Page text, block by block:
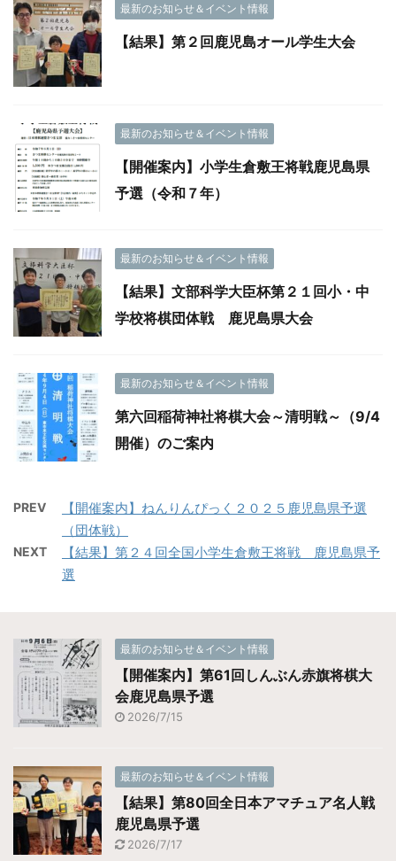
最新のお知らせ＆イベント情報
【結果】第２回鹿児島オール学生大会
最新のお知らせ＆イベント情報
【開催案内】小学生倉敷王将戦鹿児島県
予選（令和７年）
最新のお知らせ＆イベント情報
【結果】文部科学大臣杯第２１回小・中
学校将棋団体戦 鹿児島県大会
最新のお知らせ＆イベント情報
第六回稲荷神社将棋大会～清明戦～（9/4
開催）のご案内
PREV
【開催案内】ねんりんぴっく２０２５鹿児島県予選
（団体戦）
NEXT
【結果】第２４回全国小学生倉敷王将戦 鹿児島県予
選
最新のお知らせ＆イベント情報
【開催案内】第61回しんぶん赤旗将棋大
会鹿児島県予選
2026/7/15
最新のお知らせ＆イベント情報
【結果】第80回全日本アマチュア名人戦
鹿児島県予選
2026/7/17